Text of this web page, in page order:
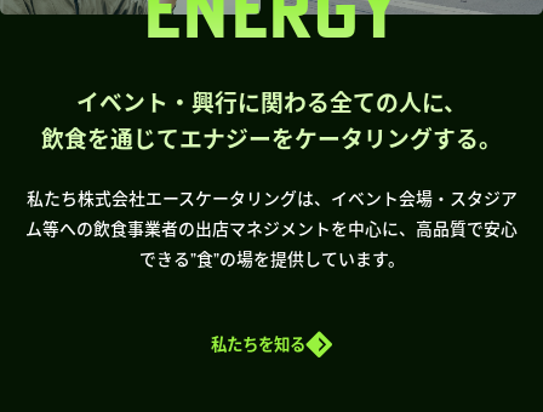
イベント・興行に関わる全ての人に、
飲食を通じてエナジーをケータリングする。
私たち株式会社エースケータリングは、イベント会場・スタジア
ム等への飲食事業者の出店マネジメントを中心に、高品質で安心
できる”食”の場を提供しています。
私たちを知る